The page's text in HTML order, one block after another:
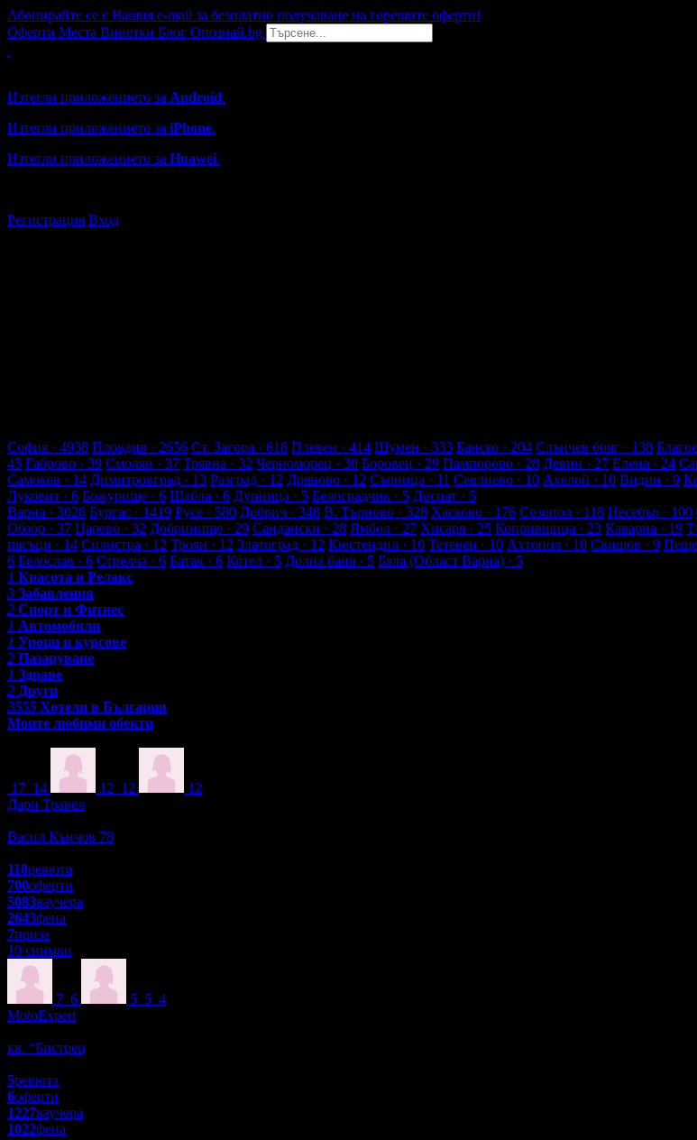
Абонирайте се с Вашия e-mail за безплатно получаване на горещите оферти!
Оферти Места Винетки Блог Опознай.bg
Изтегли приложението за Android.
Изтегли приложението за iPhone.
Изтегли приложението за Huawei.
Регистрация Вход
София · 4938 Пловдив · 2656 Ст. Загора · 618 Плевен · 414 Шумен · 333 Банско · 204 Слънчев бряг · 138
45 Габрово · 39 Смолян · 37 Трявна · 32 Черноморец · 30 Боровец · 29 Пампорово · 28 Девин · 27 Елена · 24
Самоков · 14 Димитровград · 13 Разград · 12 Дряново · 12 Сърница · 11 Севлиево · 10 Ахелой · 10 Видин · 9
Луковит · 6 Божурище · 6 Шабла · 6 Дупница · 5 Белоградчик · 5 Доспат · 5
Варна · 3028 Бургас · 1419 Русе · 580 Добрич · 348 В. Търново · 328 Хасково · 176 Созопол · 118 Несебър · 100
Обзор · 37 Царево · 32 Добринище · 29 Сандански · 28 Ямбол · 27 Хисаря · 25 Копривщица · 23 Каварна · 19
пясъци · 14 Силистра · 12 Троян · 12 Златоград · 12 Кюстендил · 10 Тетевен · 10 Ахтопол · 10 Свищов · 9
6 Белослав · 6 Стрелча · 6 Батак · 6 Котел · 5 Долна баня · 5 Бяла (Област Варна) · 5
1 Красота и Релакс
3 Забавления
2 Спорт и Фитнес
1 Автомобили
1 Уроци и курсове
2 Пазаруване
1 Здраве
2 Други
3555 Хотели в България
Моите любими обекти
17 14 12 12
12
Дари Травел
Васил Кънчов 78
118ревюта
700оферти
5083ваучера
2643фена
7приза
10 снимки
7 6 5 5 4
MotoExpert
кв. “Бистрец
5ревюта
6оферти
1227ваучера
1022фена